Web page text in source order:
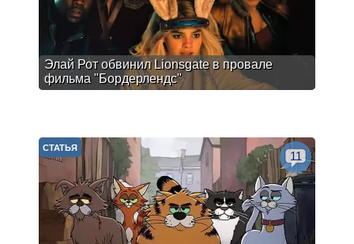
Элай Рот обвинил Lionsgate в провале
фильма "Бордерлендс"
СТАТЬЯ
11